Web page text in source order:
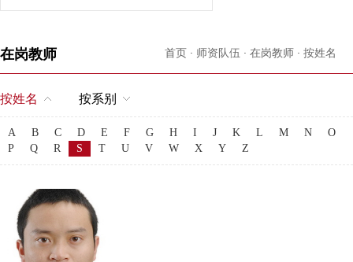
在岗教师 首页 · 师资队伍 · 在岗教师 · 按姓名
按姓名 按系别
A B C D E F G H I J K L M N
O
P
Q R S T U V W X Y Z